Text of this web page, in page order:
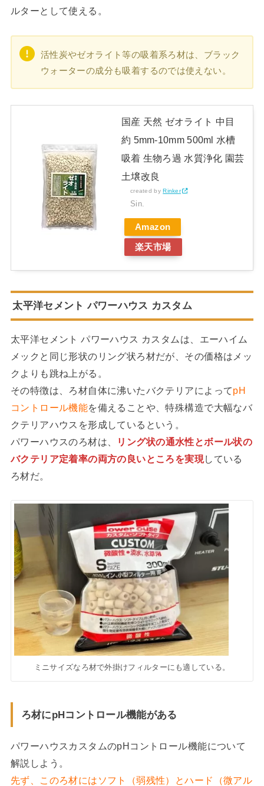
ルターとして使える。
活性炭やゼオライト等の吸着系ろ材は、ブラック
ウォーターの成分も吸着するのでは使えない。
国産 天然 ゼオライト 中目
約 5mm-10mm 500ml 水槽
吸着 生物ろ過 水質浄化 園芸
土壌改良
created byRinker
Sin.
Amazon
楽天市場
太平洋セメント パワーハウス カスタム
太平洋セメント パワーハウス カスタムは、エーハイム
メックと同じ形状のリング状ろ材だが、その価格はメッ
クよりも跳ね上がる。
その特徴は、ろ材自体に沸いたバクテリアによってpH
コントロール機能を備えることや、特殊構造で大幅なバ
クテリアハウスを形成しているという。
パワーハウスのろ材は、
リング状の通水性とボール状の
バクテリア定着率の両方の良いところを実現している
ろ材だ。
ミニサイズなろ材で外掛けフィルターにも適している。
ろ材にpHコントロール機能がある
パワーハウスカスタムのpHコントロール機能について
解説しよう。
先ず、このろ材にはソフト（弱残性）とハード（微アル